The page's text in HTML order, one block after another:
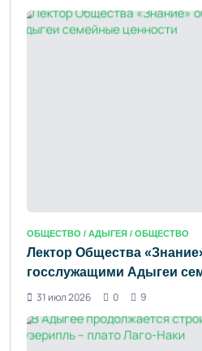
ОБЩЕСТВО / АДЫГЕЯ / ОБЩЕСТВО
Лектор Общества
госслужащими Адыгеи
31 июл 2026
0 9